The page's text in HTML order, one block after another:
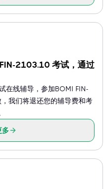
2103.10 考试，通过
在线辅导，参加BOMI FIN-
我们将退还您的辅导费和考
多